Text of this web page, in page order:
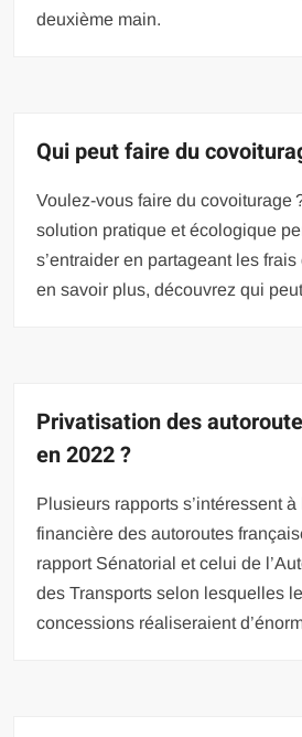
deuxième main.
Qui peut faire du
Voulez-vous faire du covoiturage
solution pratique et écologique
s’entraider en partageant les
en savoir plus, découvrez qui
Privatisation des
en 2022 ?
Plusieurs rapports s’intéressent
financière des autoroutes
rapport Sénatorial et celui de
des Transports selon lesquelles
concessions réaliseraient